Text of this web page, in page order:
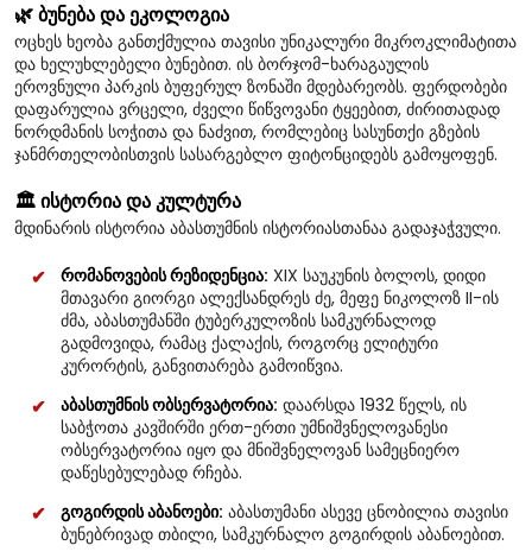
🌿 ბუნება და ეკოლოგია
ოცხეს ხეობა განთქმულია თავისი უნიკალური მიკროკლიმატითა
და ხელუხლებელი ბუნებით. ის ბორჯომ-ხარაგაულის
ეროვნული პარკის ბუფერულ ზონაში მდებარეობს. ფერდობები
დაფარულია ვრცელი, ძველი წიწვოვანი ტყეებით, ძირითადად
ნორდმანის სოჭითა და ნაძვით, რომლებიც სასუნთქი გზების
ჯანმრთელობისთვის სასარგებლო ფიტონციდებს გამოყოფენ.
🏛️ ისტორია და კულტურა
მდინარის ისტორია აბასთუმნის ისტორიასთანაა გადაჯაჭვული.
რომანოვების რეზიდენცია: XIX საუკუნის ბოლოს, დიდი
მთავარი გიორგი ალექსანდრეს ძე, მეფე ნიკოლოზ II-ის
ძმა, აბასთუმანში ტუბერკულოზის სამკურნალოდ
გადმოვიდა, რამაც ქალაქის, როგორც ელიტური
კურორტის, განვითარება გამოიწვია.
აბასთუმნის ობსერვატორია: დაარსდა 1932 წელს, ის
საბჭოთა კავშირში ერთ-ერთი უმნიშვნელოვანესი
ობსერვატორია იყო და მნიშვნელოვან სამეცნიერო
დაწესებულებად რჩება.
გოგირდის აბანოები: აბასთუმანი ასევე ცნობილია თავისი
ბუნებრივად თბილი, სამკურნალო გოგირდის აბანოებით.